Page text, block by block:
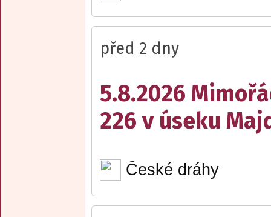
před 2 dny
5.8.2026
226 v úseku
České dráhy